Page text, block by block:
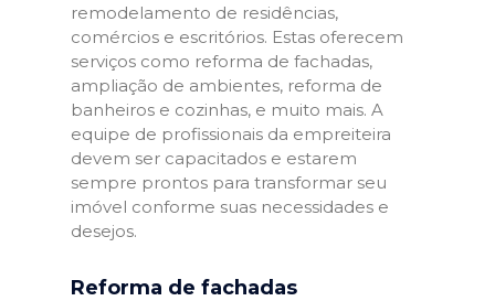
remodelamento de residências,
comércios e escritórios. Estas oferecem
serviços como reforma de fachadas,
ampliação de ambientes, reforma de
banheiros e cozinhas, e muito mais. A
equipe de profissionais da empreiteira
devem ser capacitados e estarem
sempre prontos para transformar seu
imóvel conforme suas necessidades e
desejos.
Reforma de fachadas